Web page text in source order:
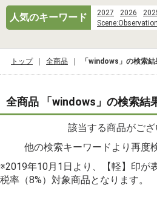
人気のキーワード 2027 2026
Scene:Observation
suisei danbooru
danbooru dress
トップ 全商品 「windows」の検索結
全商品 「windows」の検索結
該当する商品がござ
他の検索キーワードより再度
※2019年10月1日より、【軽】印が
税率（8%）対象商品となります。